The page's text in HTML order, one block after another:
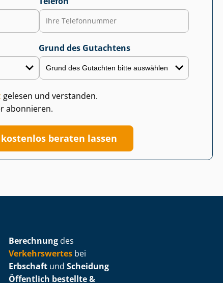
Grund des Gutachtens
gelesen und verstanden.
abonnieren.
beraten lassen
Berechnung des
Verkehrswertes bei
Erbschaft und Scheidung
Öffentlich bestellte &